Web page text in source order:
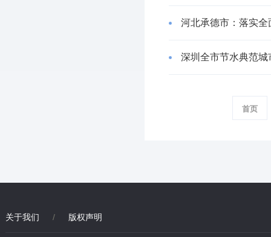
河北承德市：落实
深圳全市节水典范
首页
关于我们 / 版权声明